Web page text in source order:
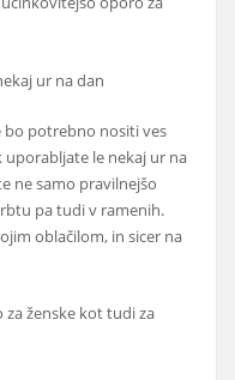
ur na dan
bo potrebno nositi ves
le nekaj ur na
ne samo pravilnejšo
pa tudi v ramenih.
oblačilom, in sicer na
ženske kot tudi za